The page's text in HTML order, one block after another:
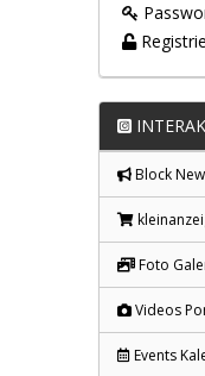
Block
Foto
Videos
Events